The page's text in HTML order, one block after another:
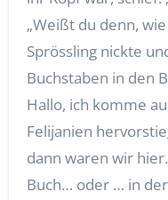
„Weißt du denn,
Sprössling nickte
Buchstaben in den
Hallo, ich komme
Felijanien
dann waren wir
Buch… oder … in